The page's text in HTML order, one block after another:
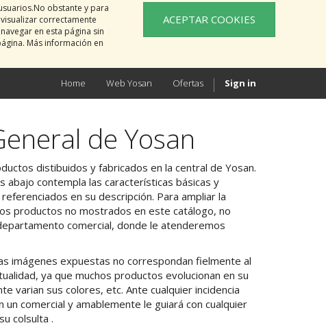
obstante y para
correctamente
en esta página sin
Más información en
ACEPTAR COOKIES
Home Web Yosan Ofertas Sign in
de Yosan
distibuidos y fabricados en la central de Yosan.
abajo contempla las características básicas y
en su descripción. Para ampliar la
productos no mostrados en este catálogo, no
comercial, donde le atenderemos
imágenes expuestas no correspondan fielmente al
ya que muchos productos evolucionan en su
varian sus colores, etc. Ante cualquier incidencia
comercial y amablemente le guiará con cualquier
colsulta .